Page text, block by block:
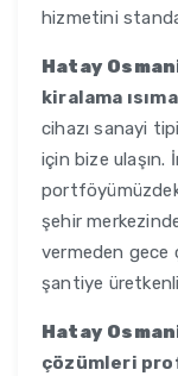
hizmetini
Hatay
kiralama
cihazı sanayi
için bize ulaşın.
şehir
vermeden gece
şantiye
Hatay
çözümleri